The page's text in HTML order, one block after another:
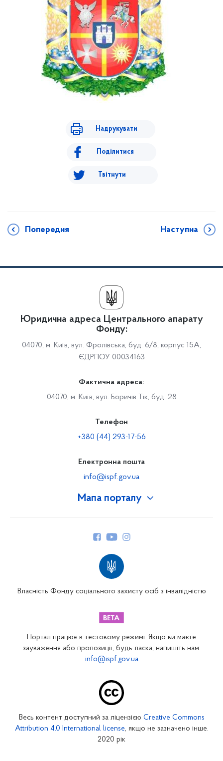
Надрукувати
Поділитися
Твітнути
Попередня Наступна
Мапа порталу
Закарпатське відділення
Запорізьке відділення
Кіровоградське відділення
Юридична адреса Центрального апарату
Фонду:
04070, м. Київ, вул. Фролівська, буд. 6/8, корпус 15А,
ЄДРПОУ 00034163
Фактична адреса:
04070, м. Київ, вул. Боричів Тік, буд. 28
Телефон
+380 (44) 293-17-56
Електронна пошта
info@ispf.gov.ua
Власність Фонду соціального захисту осіб з інвалідністю
Портал працює в тестовому режимі. Якщо ви маєте
зауваження або пропозиції, будь ласка, напишіть нам:
info@ispf.gov.ua
Весь контент доступний за ліцензією Creative Commons
Attribution 4.0 International license, якщо не зазначено інше.
2020 рік